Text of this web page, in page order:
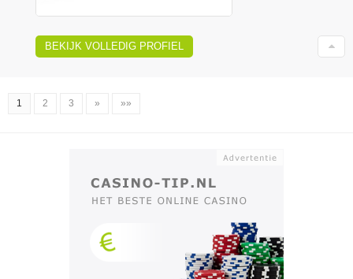
BEKIJK VOLLEDIG PROFIEL
1 2 3 » »»